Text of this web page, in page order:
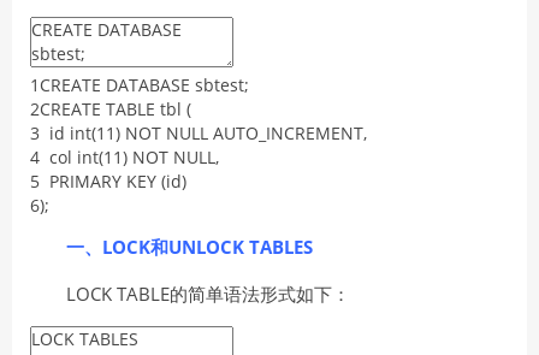
1
2
3
4
5
6
CREATE DATABASE sbtest;
CREATE TABLE tbl (
id int(11) NOT NULL AUTO_INCREMENT,
col int(11) NOT NULL,
PRIMARY KEY (id)
);
一、LOCK和UNLOCK TABLES
LOCK TABLE的简单语法形式如下：